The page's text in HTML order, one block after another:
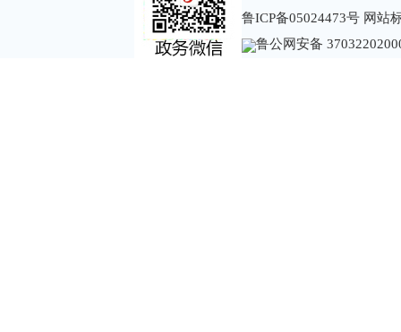
鲁ICP备05024473号 网站
鲁公网安备